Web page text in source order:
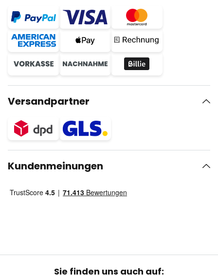
Versandpartner
Kundenmeinungen
Sie finden uns auch auf: